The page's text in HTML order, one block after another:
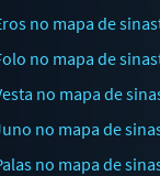
no mapa de
no mapa de
no mapa de
no mapa de
no mapa de